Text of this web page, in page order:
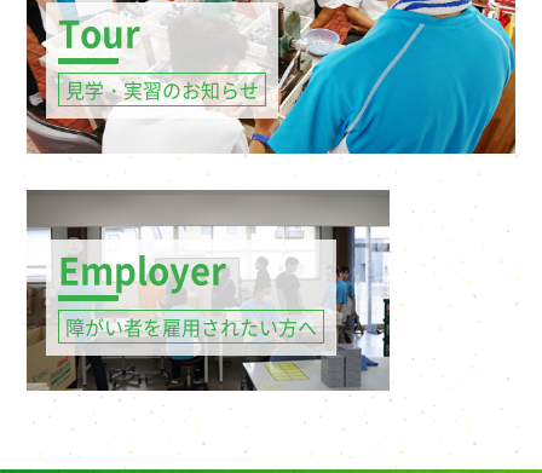
Tour
見学・実習のお知らせ
Employer
障がい者を雇用されたい方へ